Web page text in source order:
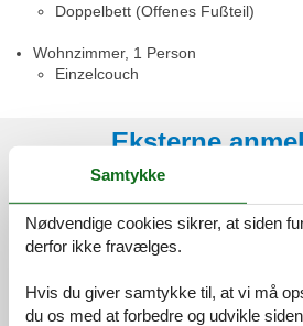
Doppelbett (Offenes Fußteil)
Wohnzimmer, 1 Person
Einzelcouch
Eksterne
Vores gæsteanmeldelser
4,4
2 eksterne
Samtykke
Nødvendige cookies sikrer, at siden
derfor ikke fravælges.
Hvis du giver samtykke til, at vi må
du os med at forbedre og udvikle